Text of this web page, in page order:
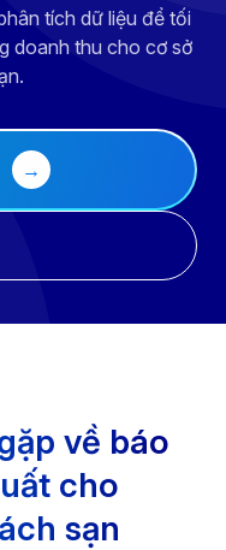
tích dữ liệu để tối
doanh thu cho cơ sở
→
về báo
cho
sạn